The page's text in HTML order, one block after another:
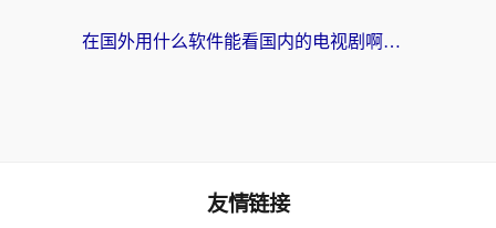
在国外用什么软件能看国内的电视剧啊？留学生亲测有效的回国加速方案
友情链接